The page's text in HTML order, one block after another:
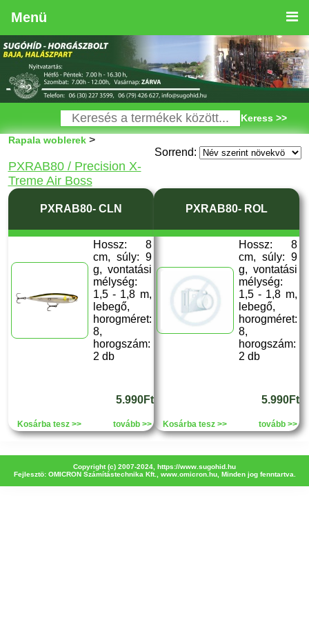
Menü
Keress >>
Rapala woblerek>
Sorrend:
PXRAB80 / Precision X-
Treme Air Boss
PXRAB80- CLN
Hossz: 8
cm, súly: 9
g, vontatási
mélység:
1,5 - 1,8 m,
lebegő,
horogméret:
8,
horogszám:
2 db
5.990Ft
Kosárba tesz >> tovább >>
PXRAB80- ROL
Hossz: 8
cm, súly: 9
g, vontatási
mélység:
1,5 - 1,8 m,
lebegő,
horogméret:
8,
horogszám:
2 db
5.990Ft
Kosárba tesz >> tovább >>
Copyright (c) 2007-2024, https://www.sugohid.hu
Fejlesztö: OMICRON Számítástechnika Kft., www.omicron.hu, Minden jog fenntartva.